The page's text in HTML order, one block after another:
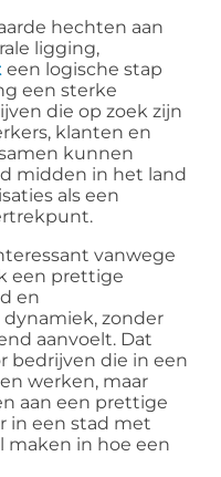
hechten aan
ligging,
een logische stap
een sterke
die op zoek zijn
klanten en
kunnen
midden in het land
als een
vanwege
een prettige
en
zonder
aanvoelt. Dat
bedrijven die in een
werken, maar
aan een prettige
in een stad met
maken in hoe een